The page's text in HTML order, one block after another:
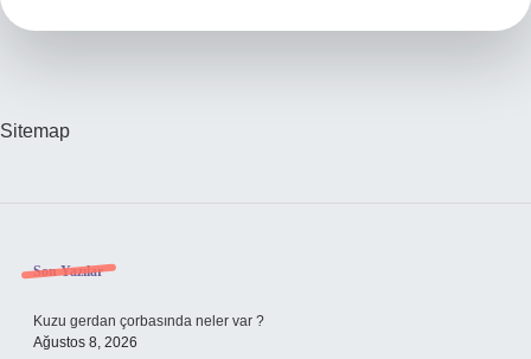
Sitemap
Sidebar
Son Yazılar
Kuzu gerdan çorbasında neler var ?
Ağustos 8, 2026